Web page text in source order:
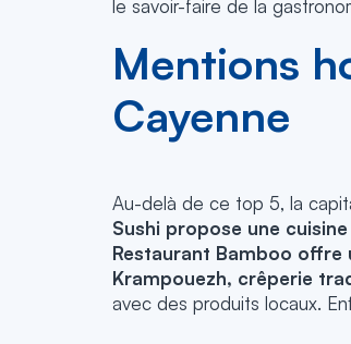
le savoir-faire de la
Mentions
Cayenne
Au-delà de ce top 5, la
Sushi propose une
Restaurant Bamboo offre
Krampouezh, crêperie
avec des produits locaux.